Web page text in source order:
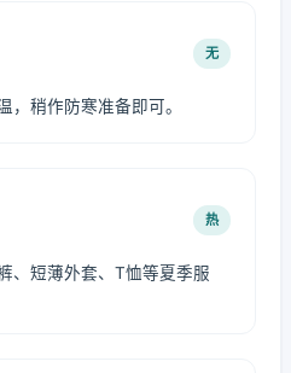
无
，稍作防寒准备即可。
热
、短薄外套、T恤等夏季服